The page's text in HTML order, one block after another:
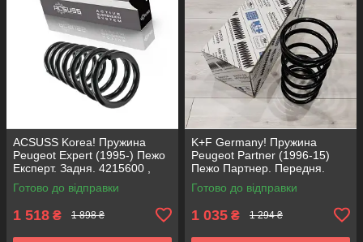
ACSUSS Korea! Пружина
Peugeot Expert (1995-) Пежо
Експерт. Задня. 4215600 ,
RC5267 , 996552. Аксусс
Корея
Готово до відправки
1 518 ₴ 1 898 ₴
K+F Germany! Пружина
Peugeot Partner (1996-15)
Пежо Партнер. Передня.
4066737 , RA1331 , 997727.
К+Ф Німеччина
Готово до відправки
1 035 ₴ 1 294 ₴